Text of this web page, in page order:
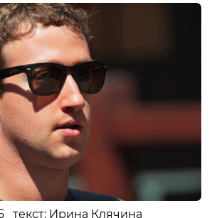
текст: Ирина Клячина